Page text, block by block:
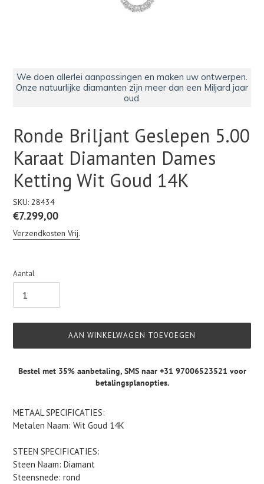
We doen allerlei aanpassingen en maken uw ontwerpen.
Onze natuurlijke diamanten zijn meer dan een Miljard jaar
oud.
Ronde Briljant Geslepen 5.00
Karaat Diamanten Dames
Ketting Wit Goud 14K
SKU: 28434
Normale
prijs
€7.299,00
Verzendkosten Vrij.
Aantal
AAN WINKELWAGEN TOEVOEGEN
Bestel met 35% aanbetaling, SMS naar +31 97006523521 voor
betalingsplanopties.
toegevoegen
aan
winkelwagen
METAAL SPECIFICATIES:
Metalen Naam: Wit Goud 14K
STEEN SPECIFICATIES:
Steen Naam: Diamant
Steensnede: rond